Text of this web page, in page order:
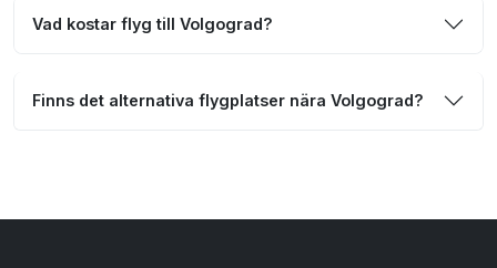
Vad kostar flyg till Volgograd?
Finns det alternativa flygplatser nära Volgograd?